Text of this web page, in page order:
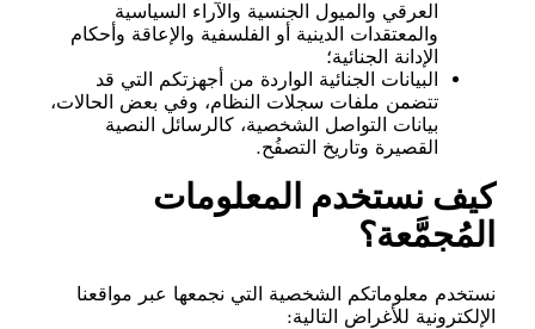
العرقي والميول الجنسية والآراء السياسية
والمعتقدات الدينية أو الفلسفية والإعاقة وأحكام
الإدانة الجنائية؛
البيانات الجنائية الواردة من أجهزتكم التي قد
تتضمن ملفات سجلات النظام، وفي بعض الحالات،
بيانات التواصل الشخصية، كالرسائل النصية
القصيرة وتاريخ التصفُح.
كيف نستخدم المعلومات
المُجمَّعة؟
نستخدم معلوماتكم الشخصية التي نجمعها عبر مواقعنا
الإلكترونية للأغراض التالية: